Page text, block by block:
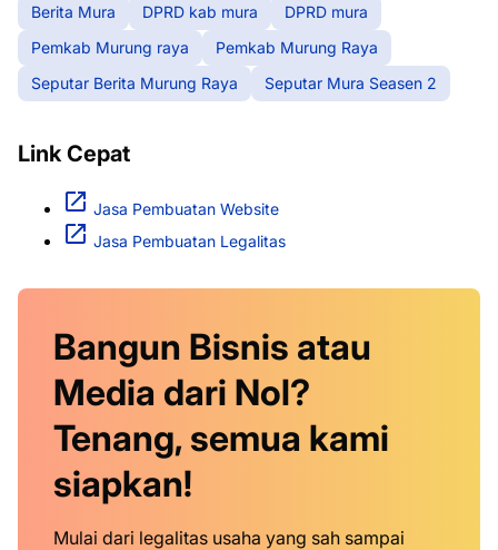
Berita Mura DPRD kab mura
DPRD mura
Pemkab Murung raya
Pemkab Murung Raya
Seputar Berita Murung Raya
Seputar Mura Seasen 2
Link Cepat
Jasa Pembuatan Website
Jasa Pembuatan Legalitas
Bangun Bisnis atau
Media dari Nol?
Tenang, semua kami
siapkan!
Mulai dari legalitas usaha yang sah sampai